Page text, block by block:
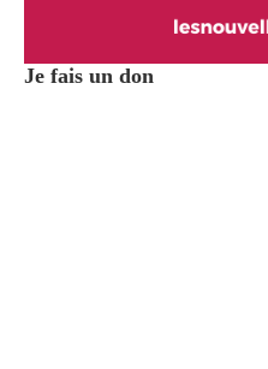
Je fais un don